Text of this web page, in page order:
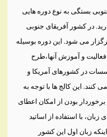
بستگی به نوع دوره هایی
در کشور آفریقای جنوبی
می شود. این دوره بوسیله
و آموزش آنها،طرح
در کشورهای آمریکا و
کنند. این کالج ها با توجه به
بودن از امکان اعطای
با استفاده از اساتید
زبان اول این کشور